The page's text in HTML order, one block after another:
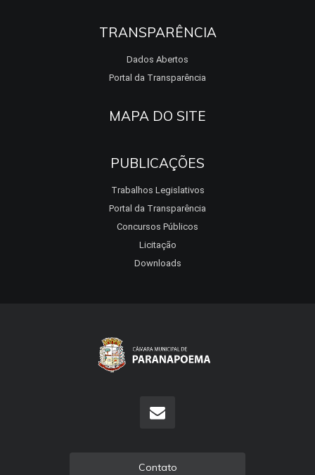
TRANSPARÊNCIA
Dados Abertos
Portal da Transparência
MAPA DO SITE
PUBLICAÇÕES
Trabalhos Legislativos
Portal da Transparência
Concursos Públicos
Licitação
Downloads
Contato